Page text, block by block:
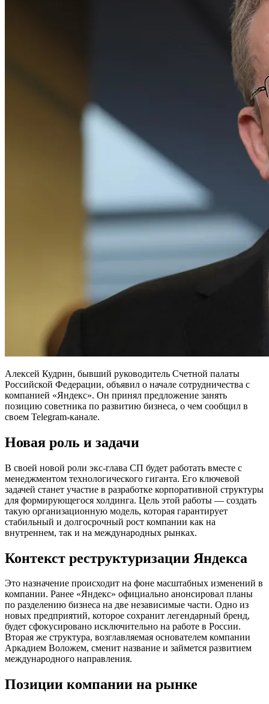
Алексей Кудрин, бывший руководитель Счетной палаты
Российской Федерации, объявил о начале сотрудничества с
компанией «Яндекс». Он принял предложение занять
позицию советника по развитию бизнеса, о чем сообщил в
своем Telegram-канале.
Новая роль и задачи
В своей новой роли экс-глава СП будет работать вместе с
менеджментом технологического гиганта. Его ключевой
задачей станет участие в разработке корпоративной структуры
для формирующегося холдинга. Цель этой работы — создать
такую организационную модель, которая гарантирует
стабильный и долгосрочный рост компании как на
внутреннем, так и на международных рынках.
Контекст реструктуризации Яндекса
Это назначение происходит на фоне масштабных изменений в
компании. Ранее «Яндекс» официально анонсировал планы
по разделению бизнеса на две независимые части. Одно из
новых предприятий, которое сохранит легендарный бренд,
будет сфокусировано исключительно на работе в России.
Вторая же структура, возглавляемая основателем компании
Аркадием Воложем, сменит название и займется развитием
международного направления.
Позиции компании на рынке